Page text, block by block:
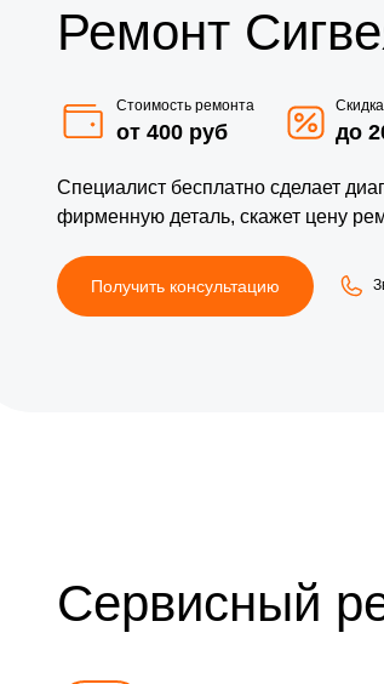
Ремонт
Стоимость ремонта
от 400 руб
Скидка
до
Специалист бесплатно сделает
фирменную деталь, скажет цену
Получить консультацию
Сервисный